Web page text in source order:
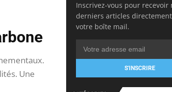
Une
Inscrivez-vous pour recevoir
derniers articles
votre boîte mail.
S'INSCRIRE